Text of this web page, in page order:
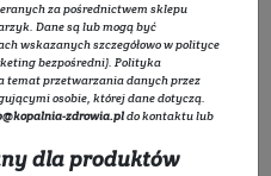
do rąk
za pośrednictwem sklepu
Dane są lub mogą być
wskazanych szczegółowo wpolityce
bezpośredni). Polityka
temat przetwarzania danych przez
osobie, której dane dotyczą.
zdrowia.pldo kontaktu lub
dla produktów